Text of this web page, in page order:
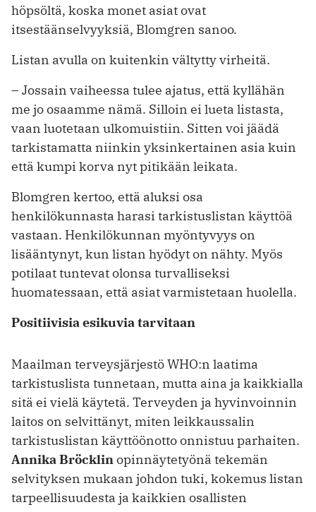
höpsöltä, koska monet asiat ovat
itsestäänselvyyksiä, Blomgren ­sanoo.
Listan avulla on kuitenkin vältytty virheitä.
– Jossain vaiheessa tulee ajatus, että kyllähän
me jo osaamme nämä. ­Silloin ei lueta listasta,
vaan luotetaan ulkomuistiin. Sitten voi jäädä
tarkistamatta niinkin yksinkertainen asia kuin
että kumpi korva nyt pitikään leikata.
Blomgren kertoo, että aluksi osa
henkilökunnasta harasi tarkistuslistan käyttöä
vastaan. Henkilökunnan myöntyvyys on
lisääntynyt, kun listan hyödyt on nähty. Myös
potilaat tuntevat olonsa turvalliseksi
huomatessaan, että asiat varmistetaan huolella.
Positiivisia esikuvia tarvitaan
Maailman terveysjärjestö WHO:n laatima
tarkistuslista tunnetaan, mutta ­aina ja kaikkialla
sitä ei vielä käytetä. Terveyden ja hyvinvoinnin
laitos on selvittänyt, miten leikkaussalin
tarkistuslistan käyttöönotto onnistuu parhaiten.
Annika Bröcklinopinnäytetyönä tekemän
selvityksen mukaan johdon tuki, kokemus listan
tarpeellisuudesta ja kaikkien osallisten